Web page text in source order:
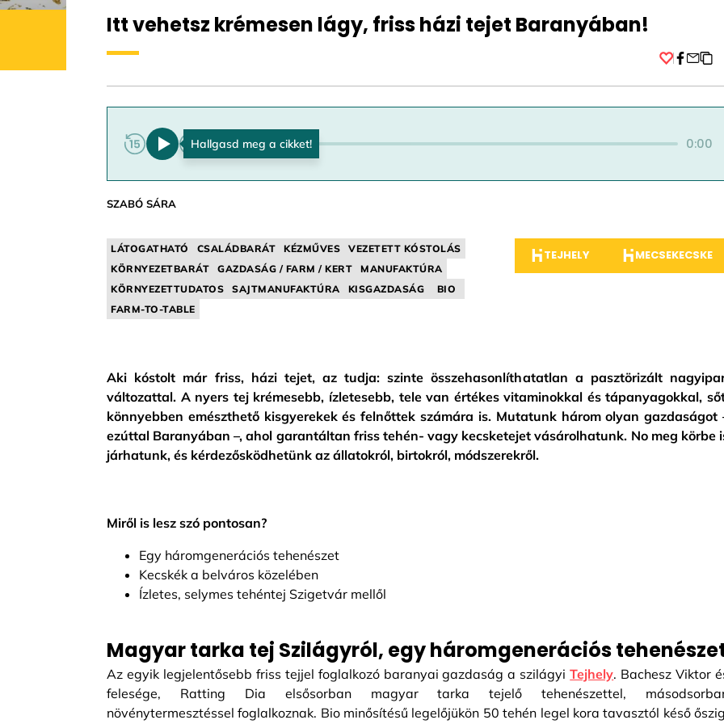
Itt vehetsz krémesen lágy, friss házi tejet Baranyában!
0:00 0:00
SZABÓ SÁRA
LÁTOGATHATÓ CSALÁDBARÁT KÉZMŰVES
VEZETETT KÓSTOLÁS
KÖRNYEZETBARÁT
GAZDASÁG / FARM / KERT
MANUFAKTÚRA
KÖRNYEZETTUDATOS
SAJTMANUFAKTÚRA KISGAZDASÁG
BIO
FARM-TO-TABLE
TEJHELY MECSEKECSKE
Aki kóstolt már friss, házi tejet, az tudja: szinte összehasonlíthatatlan a pasztörizált
változattal. A nyers tej krémesebb, ízletesebb, tele van értékes vitaminokkal és tápanyagokkal,
könnyebben emészthető kisgyerekek és felnőttek számára is. Mutatunk három olyan gazdaságot
ezúttal Baranyában –, ahol garantáltan friss tehén- vagy kecsketejet vásárolhatunk. No meg körbe
járhatunk, és kérdezősködhetünk az állatokról, birtokról, módszerekről.
Miről is lesz szó pontosan?
Egy háromgenerációs tehenészet
Kecskék a belváros közelében
Ízletes, selymes tehéntej Szigetvár mellől
Magyar tarka tej Szilágyról, egy háromgenerációs
Az egyik legjelentősebb friss tejjel foglalkozó baranyai gazdaság a szilágyiTejhely. Bachesz Viktor
felesége, Ratting Dia elsősorban magyar tarka tejelő tehenészettel,
növénytermesztéssel foglalkoznak. Bio minősítésű legelőjükön 50 tehén legel kora tavasztól késő